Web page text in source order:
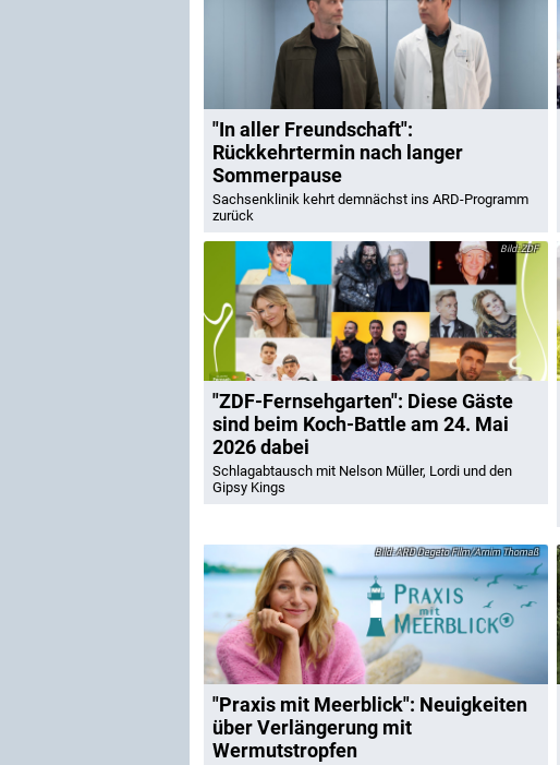
"In aller Freundschaft":
Rückkehrtermin nach langer
Sommerpause
Sachsenklinik kehrt demnächst ins ARD-Programm
zurück
ZDF
"ZDF-Fernsehgarten": Diese Gäste
sind beim Koch-Battle am 24. Mai
2026 dabei
Schlagabtausch mit Nelson Müller, Lordi und den
Gipsy Kings
ARD Degeto Film/Arnim Thomaß
"Praxis mit Meerblick": Neuigkeiten
über Verlängerung mit
Wermutstropfen